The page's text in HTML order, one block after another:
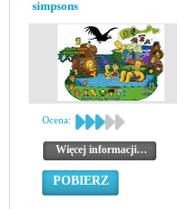
simpsons
Ocena:
Więcej informacji…
POBIERZ